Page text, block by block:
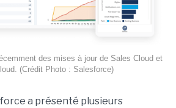
des mises à jour de Sales Cloud et
(Crédit Photo : Salesforce)
a présenté plusieurs